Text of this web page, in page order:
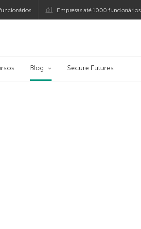
Empresas até 1000 funcionários
Blog Secure Futures